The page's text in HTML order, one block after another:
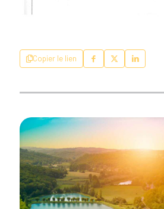
Copier le lien